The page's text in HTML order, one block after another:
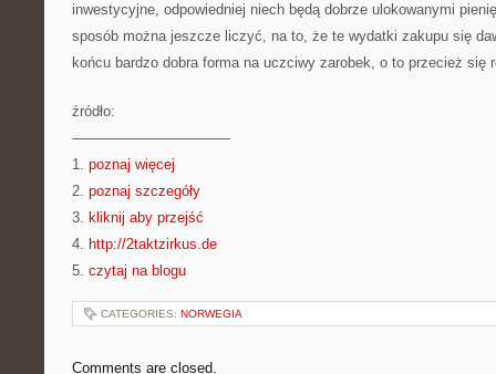
inwestycyjne, odpowiedniej niech będą dobrze ulokowanymi
sposób można jeszcze liczyć, na to, że te wydatki zakupu się
końcu bardzo dobra forma na uczciwy zarobek, o to przecież się
źródło:
———————————
1. poznaj więcej
2. poznaj szczegóły
3. kliknij aby przejść
4. http://2taktzirkus.de
5. czytaj na blogu
CATEGORIES: NORWEGIA
Comments are closed.